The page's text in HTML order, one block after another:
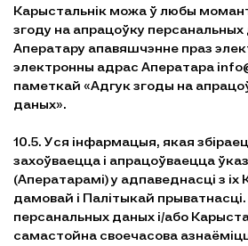
Карыстальнік можа ў любы
згоду на апрацоўку
Аператару апавяшчэнне праз
электронны адрас Аператара
паметкай «Адгук згоды на
даных».
10.5. Уся інфармацыя, якая
захоўваецца і апрацоўваецца
(Аператарамі) у адпаведнасці з іх
дамовай і Палітыкай прыватнасці.
персанальных даных і/або
самастойна своечасова